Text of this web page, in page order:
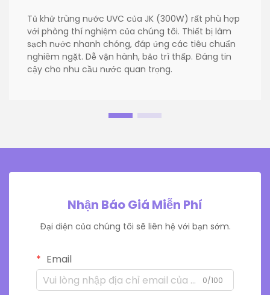
Tủ khử trùng nước UVC của JK (300W) rất phù hợp
với phòng thí nghiệm của chúng tôi. Thiết bị làm
sạch nước nhanh chóng, đáp ứng các tiêu chuẩn
nghiêm ngặt. Dễ vận hành, bảo trì thấp. Đáng tin
cậy cho nhu cầu nước quan trọng.
Nhận Báo Giá Miễn Phí
Đại diện của chúng tôi sẽ liên hệ với bạn sớm.
Email
0/100